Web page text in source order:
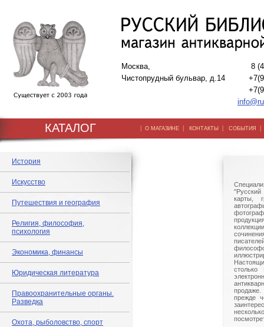
Москва,
Чистопрудный бульвар, д.14
8
КАТАЛОГ | О МАГАЗИНЕ | КОНТАКТЫ | СОБЫТИЯ
История
Искусство
Путешествия и география
Религия, философия,
психология
Экономика, финансы
Юридическая литература
Правоохранительные органы.
Разведка
Охота, рыболовство, спорт
"Русский
карты,
столько
прежде